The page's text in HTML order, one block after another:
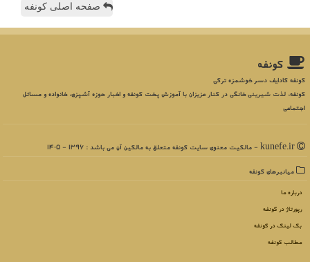
صفحه اصلی کونفه
كونفه
کونفه کادایف دسر خوشمزه ترکی
کونفه، لذت شیرینی خانگی در کنار عزیزان با آموزش پخت کونفه و اخبار حوزه آشپزی، خانواده و مسائل
اجتماعی
میانبرهای كونفه
درباره ما
رپورتاژ در كونفه
بک لینک در كونفه
مطالب كونفه